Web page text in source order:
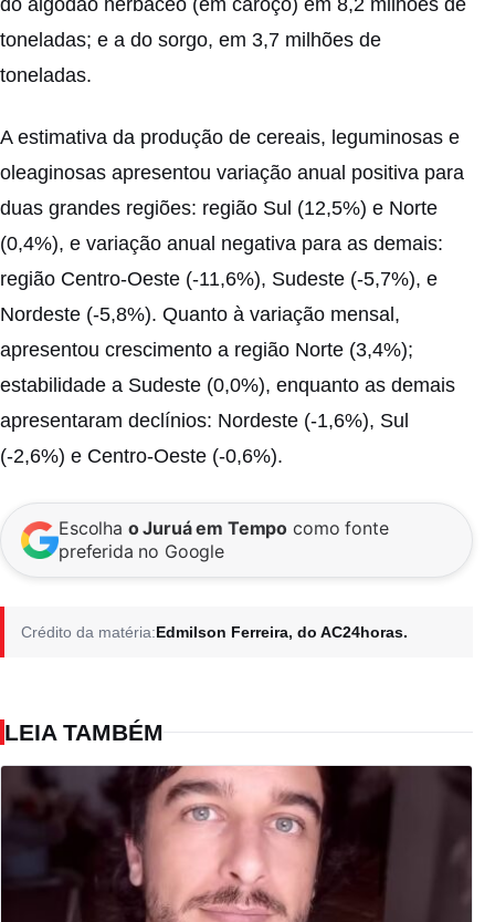
toneladas; e a do sorgo, em 3,7 milhões de
toneladas.
A estimativa da produção de cereais, leguminosas e
oleaginosas apresentou variação anual positiva para
duas grandes regiões: região Sul (12,5%) e Norte
(0,4%), e variação anual negativa para as demais:
região Centro-Oeste (-11,6%), Sudeste (-5,7%), e
Nordeste (-5,8%). Quanto à variação mensal,
apresentou crescimento a região Norte (3,4%);
estabilidade a Sudeste (0,0%), enquanto as demais
apresentaram declínios: Nordeste (-1,6%), Sul
(-2,6%) e Centro-Oeste (-0,6%).
Escolha o Juruá em Tempo como fonte
preferida no Google
Crédito da matéria:Edmilson Ferreira, do AC24horas.
LEIA TAMBÉM